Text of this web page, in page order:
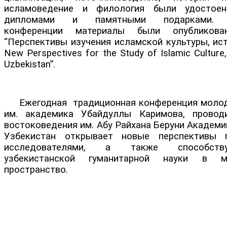
исламоведение и филология были
дипломами и памятными подарками.
конференции материалы были
“Перспективы изучения исламской культуры,
New Perspectives for the Study of Islamic
Uzbekistan”.
Ежегодная традиционная конференция
им. академика Убайдуллы Каримова,
востоковедения им. Абу Райхана Беруни
Узбекистан открывает новые
исследователями, а также
узбекистанской гуманитарной науки в
пространство.